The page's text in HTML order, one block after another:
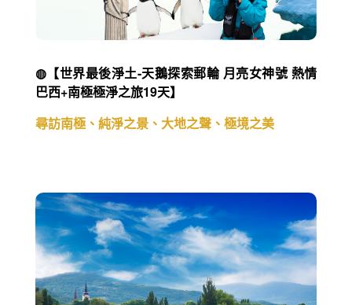
◍【世界最後淨土-天鵝探索郵輪 月亮女神號 熱情
巴西+南極極淨之旅19天】
尋訪南極、純淨之景、大地之聲、極境之美